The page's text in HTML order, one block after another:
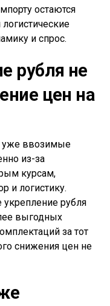
остаются
и спрос.
рубля не
цен на
уже ввозимые
из-за
курсам,
и логистику.
рубля
выгодных
за тот
снижения цен не